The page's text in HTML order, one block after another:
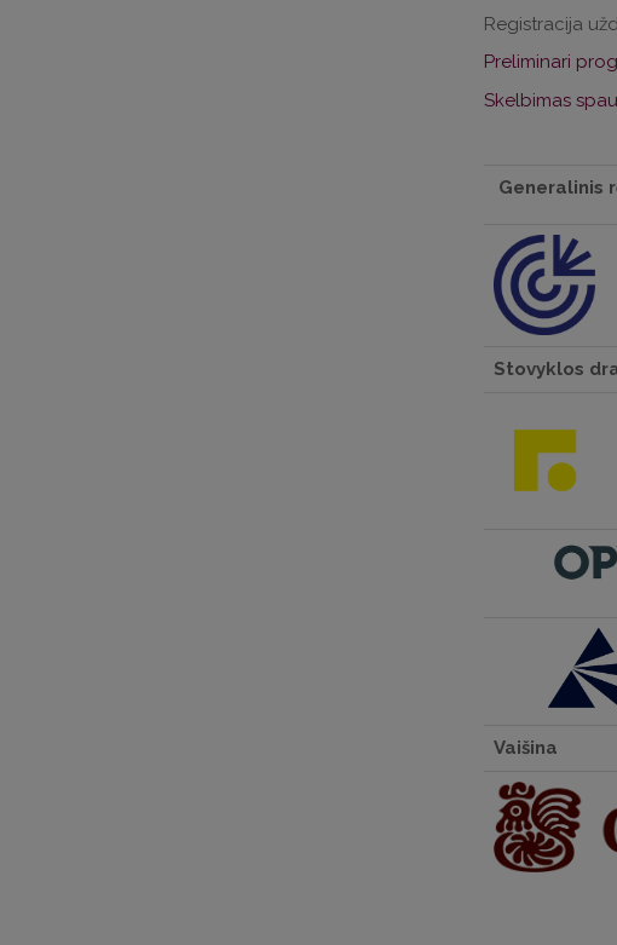
Registracija
Preliminari
Skelbimas
Generalinis
Stovyklos
Vaišina